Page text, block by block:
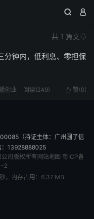
 
共 1 篇文章
分钟内，低利息、零担保
 赞(0)
创业 阅读(249)
（持证主体：广州圆了信
：13928888025
司版权所有 网站地图 粤ICP备
-2
，内存占用：6.37 MB